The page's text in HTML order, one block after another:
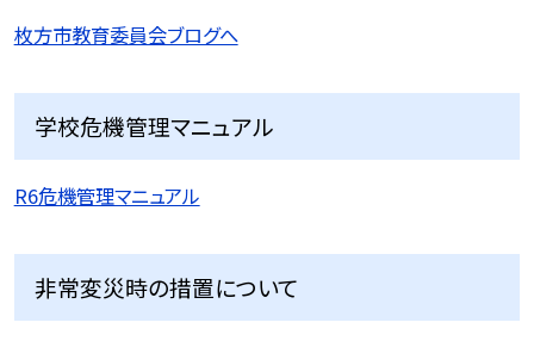
枚方市教育委員会ブログへ
学校危機管理マニュアル
R6危機管理マニュアル
非常変災時の措置について